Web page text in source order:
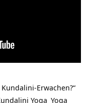
Erwachen?“
Yoga Yoga